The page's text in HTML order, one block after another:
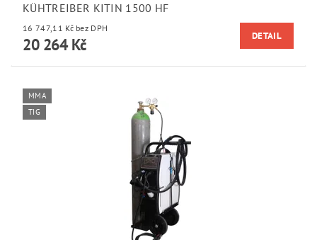
KÜHTREIBER KITIN 1500 HF
16 747,11 Kč bez DPH
20 264 Kč DETAIL
MMA
TIG